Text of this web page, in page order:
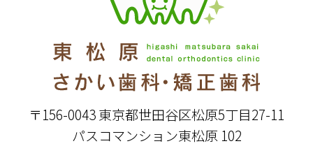
〒156-0043 東京都世田谷区松原5丁目27-11
パスコマンション東松原 102